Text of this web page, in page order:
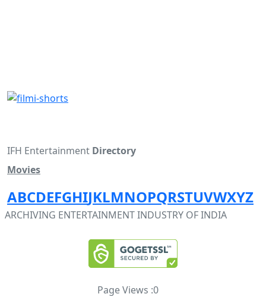
IFH Entertainment Directory
Movies
ABCDEFGHIJKLMNOPQRSTUVWXYZ
ARCHIVING ENTERTAINMENT INDUSTRY OF INDIA
Page Views :0